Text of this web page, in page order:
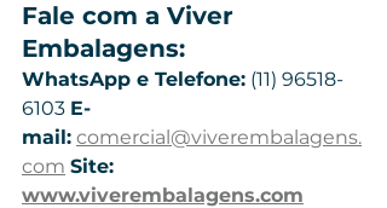
Fale com a Viver
Embalagens:
WhatsApp e Telefone: (11) 96518-
6103 E-
mail: comercial@viverembalagens.
com Site:
www.viverembalagens.com